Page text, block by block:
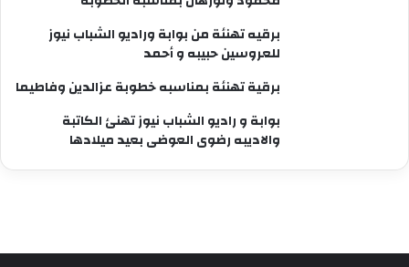
برقيه تهنئة من بوابة وراديو الشباب نيوز
للعروسين حبيبه و أحمد
برقية تهنئة بمناسبه خطوبة عزالدين وفاطيما
بوابة و راديو الشباب نيوز تهنئ الكاتبة
والاديبه رضوى العوضى بعيد ميلادها